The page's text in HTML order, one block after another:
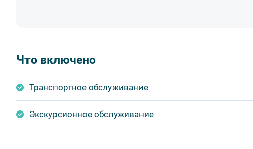
Что включено
Транспортное обслуживание
Экскурсионное обслуживание